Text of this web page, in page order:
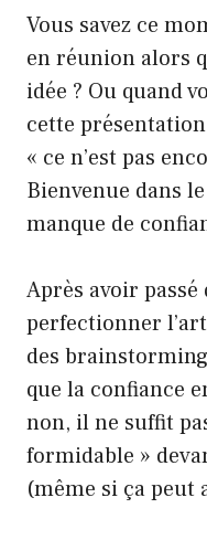
Vous savez ce
en réunion alors
idée ? Ou quand
cette
« ce n’est pas
Bienvenue dans
manque de
Après avoir passé
perfectionner
des
que la confiance
non, il ne suffit
formidable »
(même si ça peut